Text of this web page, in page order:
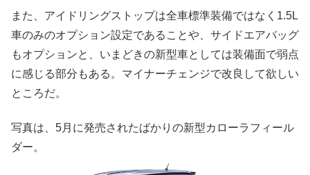
また、アイドリングストップは全車標準装備ではなく1.5L
車のみのオプション設定であることや、サイドエアバッグ
もオプションと、いまどきの新型車としては装備面で弱点
に感じる部分もある。マイナーチェンジで改良して欲しい
ところだ。
写真は、5月に発売されたばかりの新型カローラフィール
ダー。